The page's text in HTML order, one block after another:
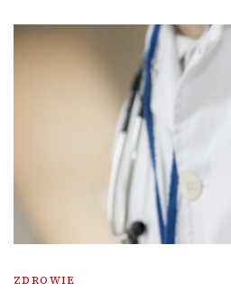
ZDROWIE